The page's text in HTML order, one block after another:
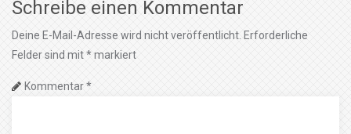
Schreibe einen Kommentar
Deine E-Mail-Adresse wird nicht veröffentlicht. Erforderliche
Felder sind mit*markiert
Kommentar*